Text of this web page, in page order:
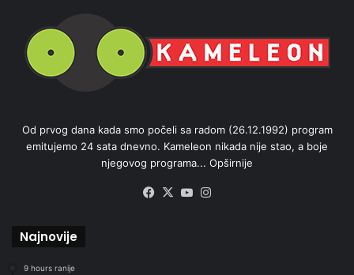
Od prvog dana kada smo počeli sa radom (26.12.1992) program
emitujemo 24 sata dnevno. Kameleon nikada nije stao, a boje
njegovog programa... Opširnije
Facebook
X YouTube
Najnovije
9 hours ranije